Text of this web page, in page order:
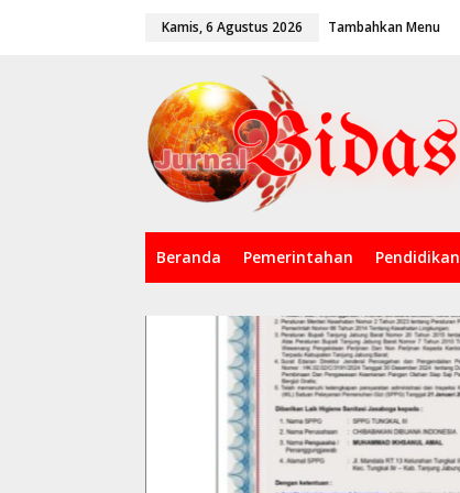
Kamis, 6 Agustus 2026 Tambahkan Menu
Beranda Pemerintahan Pendidikan